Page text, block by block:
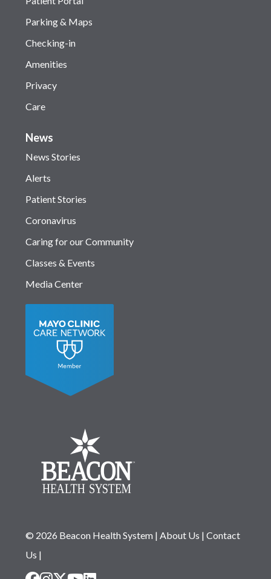
Parking & Maps
Checking-in
Amenities
Privacy
Care
News
News Stories
Alerts
Patient Stories
Coronavirus
Caring for our Community
Classes & Events
Media Center
© 2026 Beacon Health System| About Us | Contact
Us |